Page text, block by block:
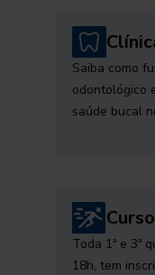
Saiba como
odontológico
saúde bucal
Toda 1ª e 3ª
18h, tem